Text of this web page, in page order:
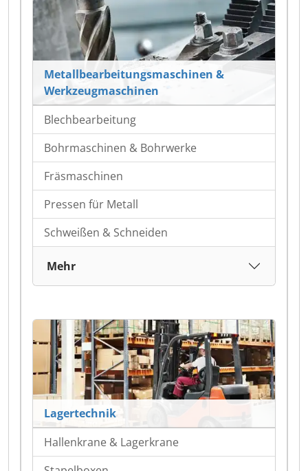
Metallbearbeitungsmaschinen &
Werkzeugmaschinen
Blechbearbeitung
Bohrmaschinen & Bohrwerke
Fräsmaschinen
Pressen für Metall
Schweißen & Schneiden
Mehr
Lagertechnik
Hallenkrane & Lagerkrane